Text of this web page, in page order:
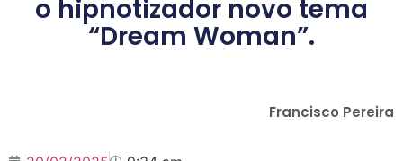
o hipnotizador novo tema
“Dream Woman”.
Francisco Pereira